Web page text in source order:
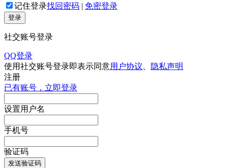
记住登录找回密码 | 免密登录
登录
社交账号登录
QQ登录
使用社交账号登录即表示同意用户协议
隐私声明
注册
已有账号，立即登录
设置用户名
手机号
验证码
发送验证码